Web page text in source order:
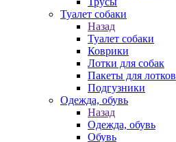
Туалет собаки
Назад
Туалет собаки
Коврики
Лотки для собак
Пакеты для лотков
Подгузники
Одежда, обувь
Назад
Одежда, обувь
Обувь